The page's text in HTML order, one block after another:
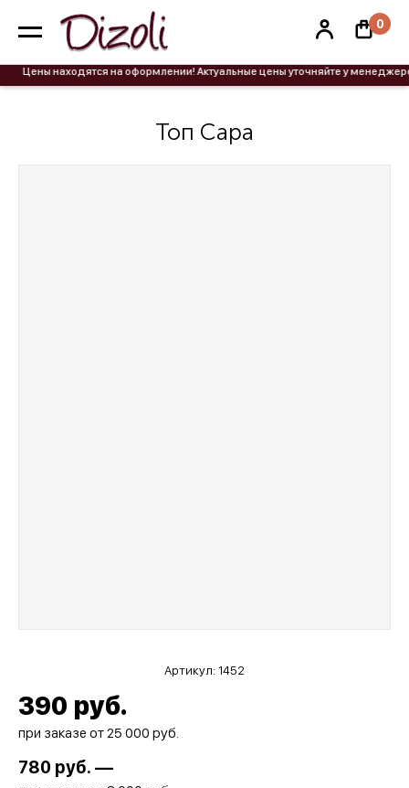
0
Цены находятся на оформлении! Актуальные цены уточняйте у менеджеров.
Топ Сара
Артикул:1452
390 руб.
при заказе от 25 000 руб.
780 руб. —